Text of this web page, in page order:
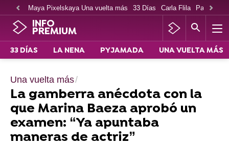
Maya Pixelskaya Una vuelta más 33 Días Carla Flila Paco
INFO
PREMIUM
33 DÍAS LA NENA PYJAMADA UNA VUELTA MÁS
Una vuelta más
La gamberra anécdota con la
que Marina Baeza aprobó un
examen: “Ya apuntaba
maneras de actriz”